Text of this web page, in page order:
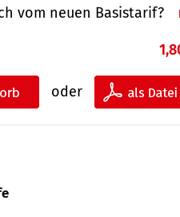
vom neuen Basistarif?
oder